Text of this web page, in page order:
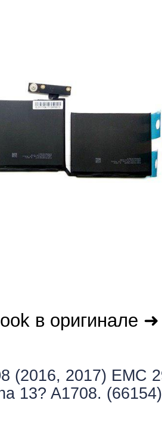
в оригинале ➜
(2016, 2017) EMC
13? A1708. (66154)